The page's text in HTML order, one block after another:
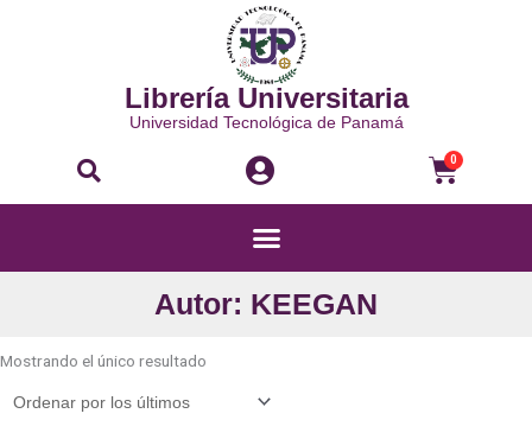
Librería Universitaria
Universidad Tecnológica de Panamá
Buscar 0
Menú
Autor: KEEGAN
Mostrando el único resultado